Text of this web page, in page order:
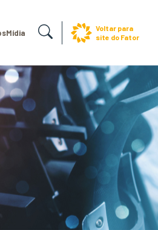
Mídia
Voltar para
site do Fator